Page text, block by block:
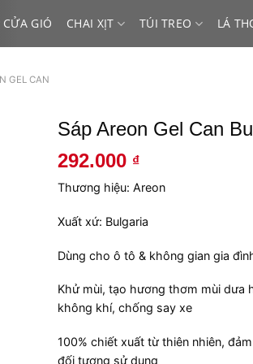
CỬA GIÓ CHAI XỊT TÚI TREO LÁ
GEL CAN
Sáp Areon Gel Can
292.000 ₫
Thương hiệu: Areon
Xuất xứ: Bulgaria
Dùng cho ô tô & không gian gia
Khử mùi, tạo hương thơm mùi dưa
không khí, chống say xe
100% chiết xuất từ thiên nhiên,
đối tượng sử dụng